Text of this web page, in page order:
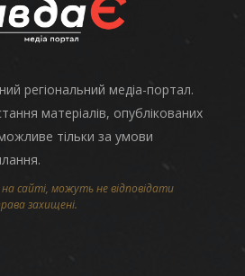
регіональний медіа-портал.
матеріалів, опублікованих
тільки за умови
сайті, можуть не відповідати
захищені.